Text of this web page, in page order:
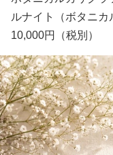
ルナイト（ボタニ
10,000円（税別）